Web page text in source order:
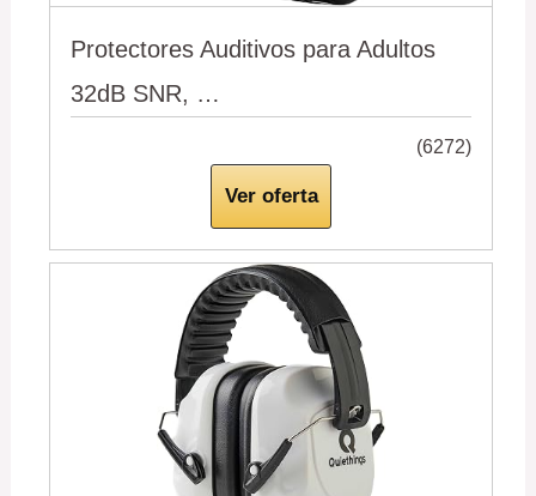
Protectores Auditivos para Adultos
32dB SNR, …
(6272)
Ver oferta